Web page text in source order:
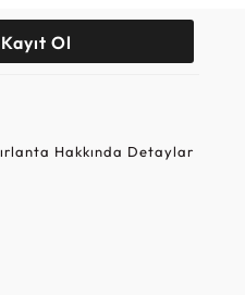
Kayıt Ol
Hakkında Detaylar